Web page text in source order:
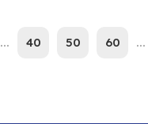
... 40 50 60 ...